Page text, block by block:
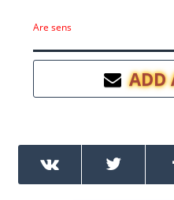
Are sens
ADD